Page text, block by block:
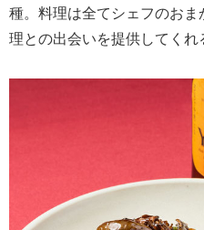
種。料理は全てシェフのお
理との出会いを提供してくれ